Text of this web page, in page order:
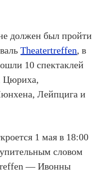
должен был пройти
Theatertreffen, в
10 спектаклей
Цюриха,
Лейпцига и
1 мая в 18:00
словом
— Ивонны